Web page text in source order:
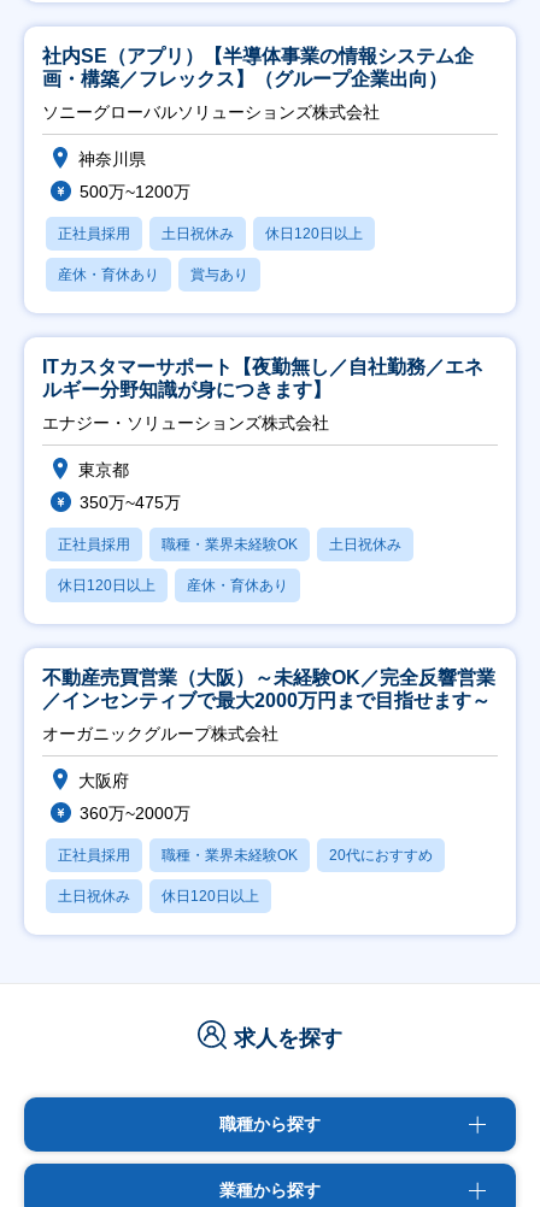
社内SE（アプリ）【半導体事業の情報システム企
画・構築／フレックス】（グループ企業出向）
ソニーグローバルソリューションズ株式会社
神奈川県
500万~1200万
正社員採用 土日祝休み 休日120日以上
産休・育休あり 賞与あり
ITカスタマーサポート【夜勤無し／自社勤務／エネ
ルギー分野知識が身につきます】
エナジー・ソリューションズ株式会社
東京都
350万~475万
正社員採用 職種・業界未経験OK 土日祝休み
休日120日以上 産休・育休あり
不動産売買営業（大阪）～未経験OK／完全反響営業
／インセンティブで最大2000万円まで目指せます～
オーガニックグループ株式会社
大阪府
360万~2000万
正社員採用 職種・業界未経験OK 20代におすすめ
土日祝休み 休日120日以上
求人を探す
職種から探す
業種から探す